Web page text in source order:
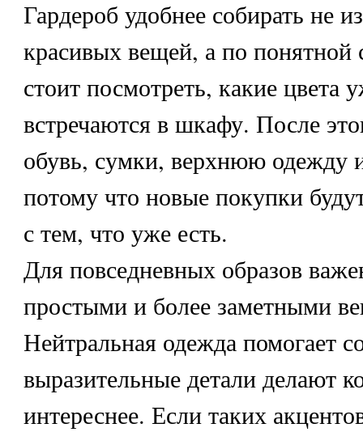
Гардероб удобнее собирать не
красивых вещей, а по понятной
стоит посмотреть, какие цвета
встречаются в шкафу. После
обувь, сумки, верхнюю одежду
потому что новые покупки
с тем, что уже есть.
Для повседневных образов
простыми и более заметными
Нейтральная одежда помогает
выразительные детали делают
интереснее. Если таких